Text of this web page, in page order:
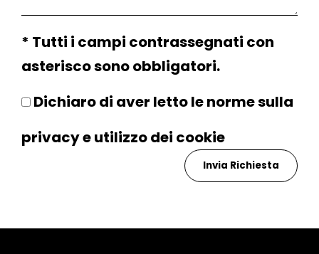
* Tutti i campi contrassegnati con
asterisco sono obbligatori.
Dichiaro di aver letto le norme sulla
privacye utilizzo dei cookie